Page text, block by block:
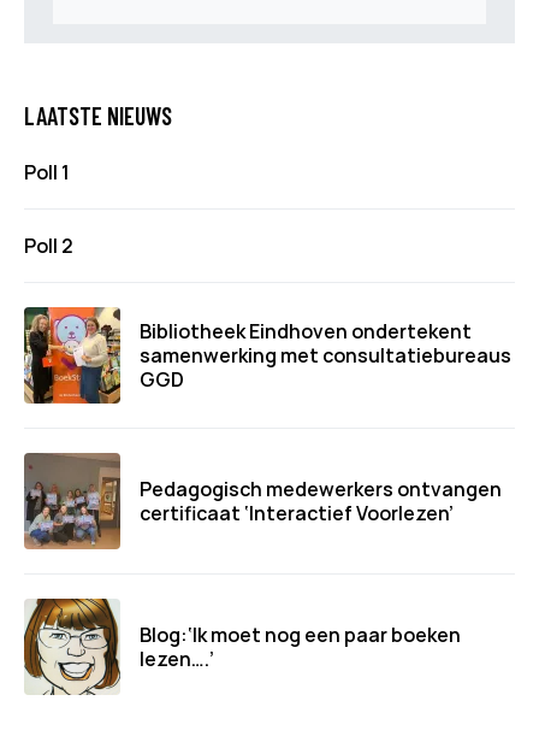
LAATSTE NIEUWS
Poll 1
Poll 2
Bibliotheek Eindhoven ondertekent
samenwerking met consultatiebureaus
GGD
Pedagogisch medewerkers ontvangen
certificaat ‘Interactief Voorlezen’
Blog:‘Ik moet nog een paar boeken
lezen….’